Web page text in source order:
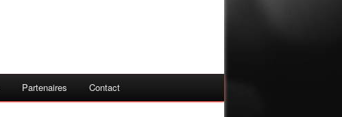
Partenaires Contact